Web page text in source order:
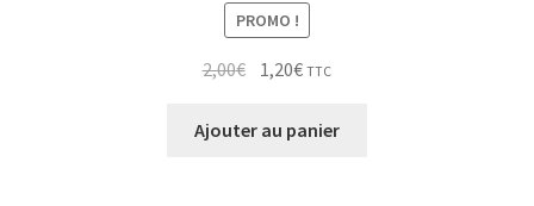
PROMO !
2,00€ Le
initial
1,20€Le
actuel
TTC
Ajouter au panier